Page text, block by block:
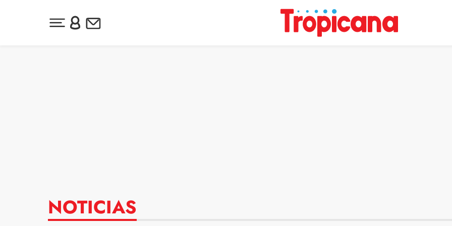
Desplegar menú principal
Inicia sesión o regístrate
Newsletter
NOTICIAS